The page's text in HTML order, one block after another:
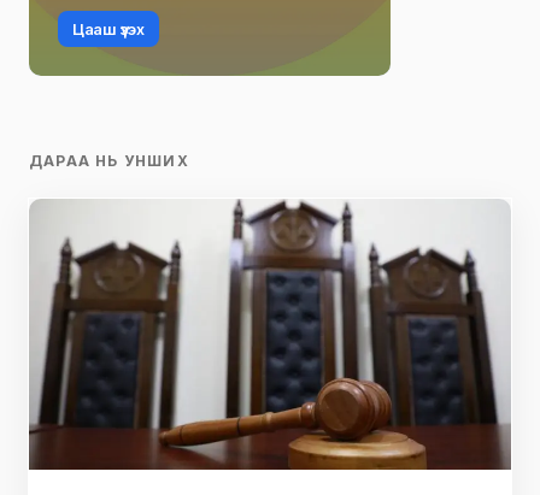
Цааш үзэх
ДАРАА НЬ УНШИХ